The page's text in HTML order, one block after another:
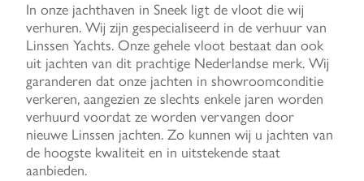
In onze jachthaven in Sneek ligt de vloot die wij
verhuren. Wij zijn gespecialiseerd in de verhuur van
Linssen Yachts. Onze gehele vloot bestaat dan ook
uit jachten van dit prachtige Nederlandse merk. Wij
garanderen dat onze jachten in showroomconditie
verkeren, aangezien ze slechts enkele jaren worden
verhuurd voordat ze worden vervangen door
nieuwe Linssen jachten. Zo kunnen wij u jachten van
de hoogste kwaliteit en in uitstekende staat
aanbieden.